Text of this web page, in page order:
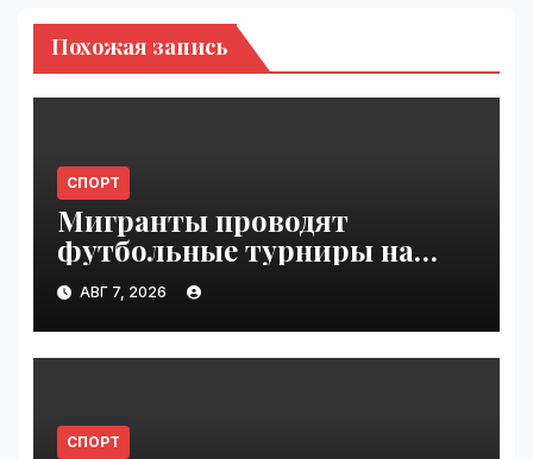
Похожая запись
СПОРТ
Мигранты проводят
футбольные турниры на
пляже в Сеуте | VseTime.ru
АВГ 7, 2026
СПОРТ